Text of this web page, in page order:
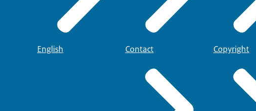
English Contact Copyright